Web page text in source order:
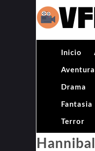
Inicio
Aventura
Drama
Fantasia
Terror
Hannibal